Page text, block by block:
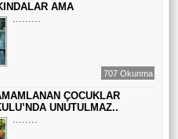
Yorgancıoğlu
ve İkircikli Tabiat Diyalektiğinde
Spiral Mucizeler, Akış ve Doğa
Bilgeliği...
SIRLARINA VAKIF OLUN
AMA
.........
707 Okunma
ÇOCUKLAR
UNUTULMAZ..
........